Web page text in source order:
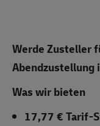
Werde Zusteller
Abendzustellung
Was wir bieten
17,77 € Tarif-